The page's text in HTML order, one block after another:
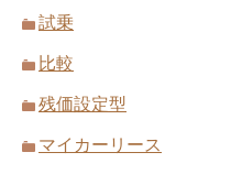
試乗
比較
残価設定型
マイカーリース